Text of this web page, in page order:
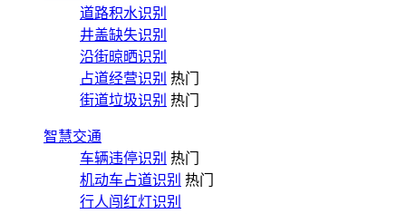
道路积水识别
井盖缺失识别
沿街晾晒识别
占道经营识别 热门
街道垃圾识别 热门
智慧交通
车辆违停识别 热门
机动车占道识别 热门
行人闯红灯识别